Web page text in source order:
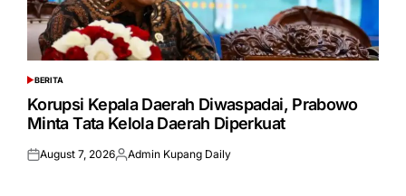
POSTED
IN
BERITA
Korupsi Kepala Daerah Diwaspadai, Prabowo
Minta Tata Kelola Daerah Diperkuat
Posted
August 7, 2026Posted
Admin Kupang Daily